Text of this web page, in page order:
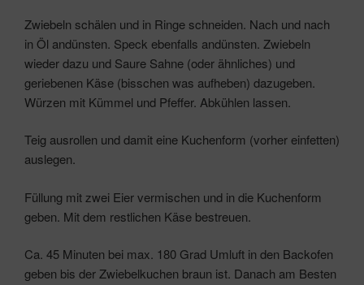
Zwiebeln schälen und in Ringe schneiden. Nach und nach
in Öl andünsten. Speck ebenfalls andünsten. Zwiebeln
wieder dazu und Saure Sahne (oder ähnliches) und
geriebenen Käse (bisschen was aufheben) dazugeben.
Würzen mit Kümmel und Pfeffer. Abkühlen lassen.
Teig ausrollen und damit eine Kuchenform (vorher einfetten)
auslegen.
Füllung mit zwei Eier vermischen und in die Kuchenform
geben. Mit dem restlichen Käse bestreuen.
Ca. 45 Minuten bei max. 180 Grad Umluft in den Backofen
geben bis der Zwiebelkuchen braun ist. Danach am Besten